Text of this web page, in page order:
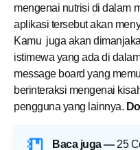
mengenai nutrisi di dalam
aplikasi tersebut akan
Kamu juga akan
istimewa yang ada di
message board yang
berinteraksi mengenai
pengguna yang lainnya.
Baca juga — 25